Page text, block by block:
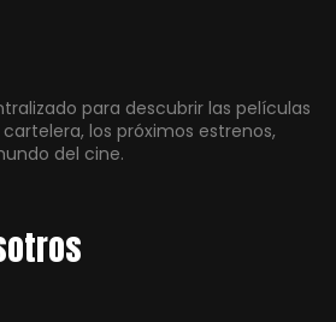
para descubrir las películas
los próximos estrenos,
del cine.